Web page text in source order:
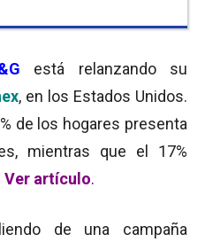
está relanzando su
, en los Estados Unidos.
de los hogares presenta
mientras que el 17%
Ver artículo.
de una campaña